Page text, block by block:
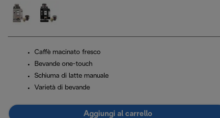
Caffè macinato fresco
Bevande one-touch
Schiuma di latte manuale
Varietà di bevande
Aggiungi al carrello